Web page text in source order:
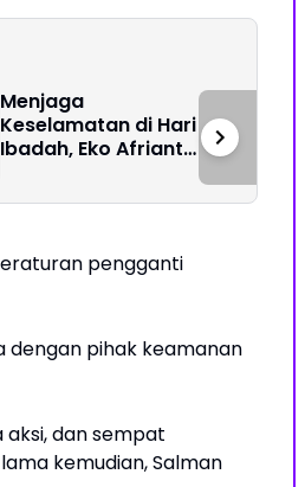
Menjaga
Keselamatan di Hari
Ibadah, Eko Afrianta
Jemaat pengganti
pihak keamanan
aksi, dan sempat
kemudian, Salman